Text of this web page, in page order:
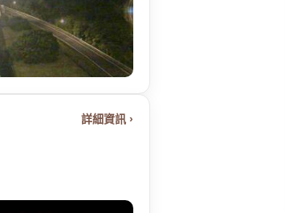
詳細資訊 ›